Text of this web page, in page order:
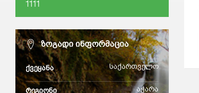
1111
ᲖᲝᲒᲐᲓᲘ ᲘᲜᲤᲝᲠᲛᲐᲪᲘᲐ
ქვეყანა საქართველო
რეგიონი აჭარა